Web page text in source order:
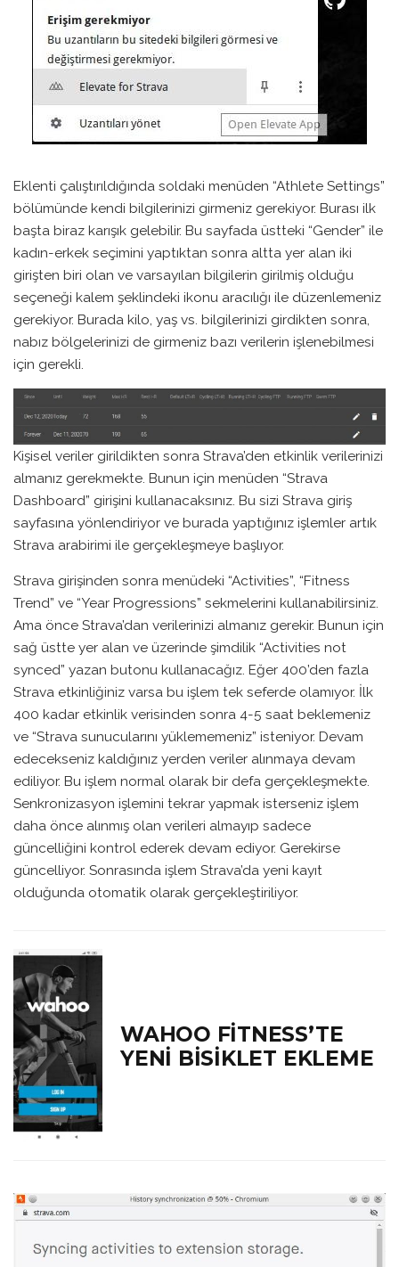
Eklenti çalıştırıldığında soldaki menüden “Athlete Settings”
bölümünde kendi bilgilerinizi girmeniz gerekiyor. Burası ilk
başta biraz karışık gelebilir. Bu sayfada üstteki “Gender” ile
kadın-erkek seçimini yaptıktan sonra altta yer alan iki
girişten biri olan ve varsayılan bilgilerin girilmiş olduğu
seçeneği kalem şeklindeki ikonu aracılığı ile düzenlemeniz
gerekiyor. Burada kilo, yaş vs. bilgilerinizi girdikten sonra,
nabız bölgelerinizi de girmeniz bazı verilerin işlenebilmesi
için gerekli.
Kişisel veriler girildikten sonra Strava’den etkinlik verilerinizi
almanız gerekmekte. Bunun için menüden “Strava
Dashboard” girişini kullanacaksınız. Bu sizi Strava giriş
sayfasına yönlendiriyor ve burada yaptığınız işlemler artık
Strava arabirimi ile gerçekleşmeye başlıyor.
Strava girişinden sonra menüdeki “Activities”, “Fitness
Trend” ve “Year Progressions” sekmelerini kullanabilirsiniz.
Ama önce Strava’dan verilerinizi almanız gerekir. Bunun için
sağ üstte yer alan ve üzerinde şimdilik “Activities not
synced” yazan butonu kullanacağız. Eğer 400’den fazla
Strava etkinliğiniz varsa bu işlem tek seferde olamıyor. İlk
400 kadar etkinlik verisinden sonra 4-5 saat beklemeniz
ve “Strava sunucularını yüklememeniz” isteniyor. Devam
edecekseniz kaldığınız yerden veriler alınmaya devam
ediliyor. Bu işlem normal olarak bir defa gerçekleşmekte.
Senkronizasyon işlemini tekrar yapmak isterseniz işlem
daha önce alınmış olan verileri almayıp sadece
güncelliğini kontrol ederek devam ediyor. Gerekirse
güncelliyor. Sonrasında işlem Strava’da yeni kayıt
olduğunda otomatik olarak gerçekleştiriliyor.
WAHOO FITNESS’TE
YENI BISIKLET EKLEME